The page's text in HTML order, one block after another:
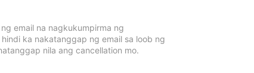
email na nagkukumpirma ng
ka nakatanggap ng email sa loob ng
nila ang cancellation mo.